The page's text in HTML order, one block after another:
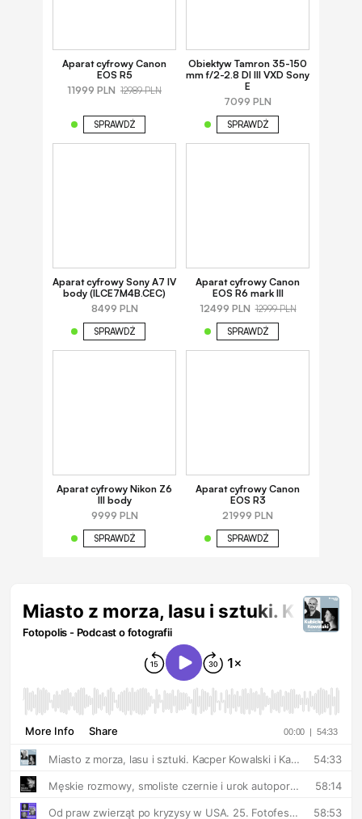
Aparat cyfrowy Canon
EOS R5
11999 PLN 12989 PLN
SPRAWDŹ
Obiektyw Tamron 35-150
mm f/2-2.8 DI III VXD Sony
E
7099 PLN
SPRAWDŹ
Aparat cyfrowy Sony A7 IV
body (ILCE7M4B.CEC)
8499 PLN
SPRAWDŹ
Aparat cyfrowy Canon
EOS R6 mark III
12499 PLN 12999 PLN
SPRAWDŹ
Aparat cyfrowy Nikon Z6
III body
9999 PLN
SPRAWDŹ
Aparat cyfrowy Canon
EOS R3
21999 PLN
SPRAWDŹ